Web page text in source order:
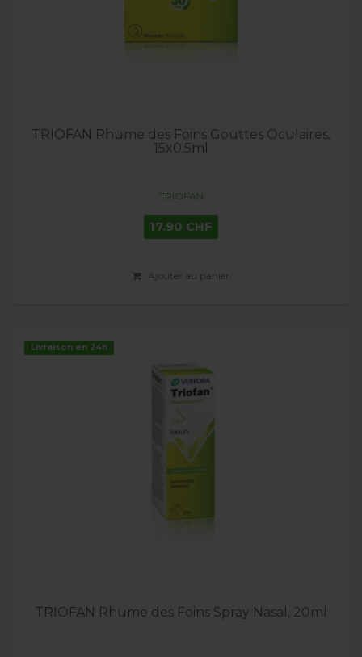
TRIOFAN Rhume des Foins Gouttes Oculaires,
15x0.5ml
TRIOFAN
17.90 CHF
Ajouter au panier
Livraison en 24h
TRIOFAN Rhume des Foins Spray Nasal, 20ml